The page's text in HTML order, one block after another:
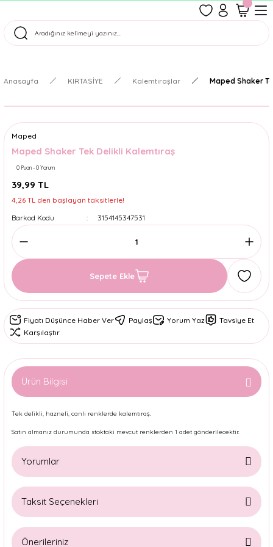
Tüm Siparişler Aynı Gün Kargoda!
Anasayfa KIRTASİYE Kalemtıraşlar Maped Shaker
Maped
Maped Shaker Tek Delikli Kalemtıraş
0 Puan - 0 Yorum
39,99 TL
4,26 TL den başlayan taksitlerle!
Barkod Kodu
3154145347531
Sepete Ekle
Fiyatı Düşünce Haber Ver Paylaş Yorum Yaz
Tavsiye Et
Karşılaştır
Ürün Bilgisi
Tek delikli, hazneli, canlı renklerde kalemtıraş.
Satın almanız durumunda stoktaki mevcut renklerden 1 adet gönderilecektir.
Yorumlar
Taksit Seçenekleri
Önerileriniz